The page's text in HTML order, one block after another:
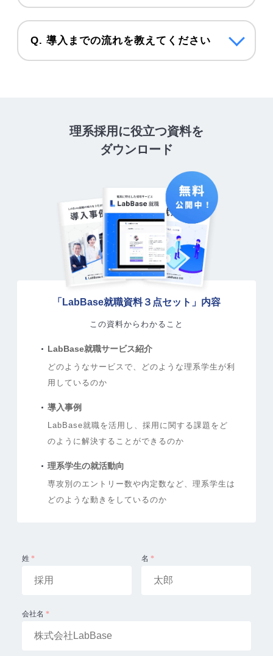
Q. 導入までの流れを教えてください
理系採用に役立つ資料を
ダウンロード
「LabBase就職資料３点セット」内容
この資料からわかること
LabBase就職サービス紹介
どのようなサービスで、どのような理系学生が利
用しているのか
導入事例
LabBase就職を活用し、採用に関する課題をど
のように解決することができるのか
理系学生の就活動向
専攻別のエントリー数や内定数など、理系学生は
どのような動きをしているのか